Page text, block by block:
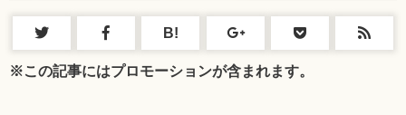
B!
※この記事にはプロモーションが含まれます。